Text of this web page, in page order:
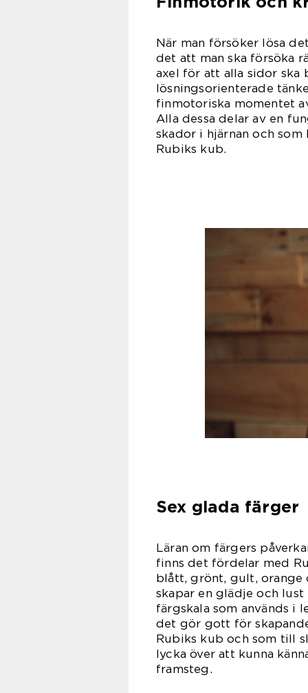
När man försöker lösa
det att man ska försöka
axel för att alla sidor ska
lösningsorienterade
finmotoriska momentet
Alla dessa delar av en
skador i hjärnan och
Rubiks kub.
Sex glada färger
Läran om färgers
finns det fördelar med
blått, grönt, gult, orange
skapar en glädje och
färgskala som används i
det gör gott för
Rubiks kub och som till
lycka över att kunna